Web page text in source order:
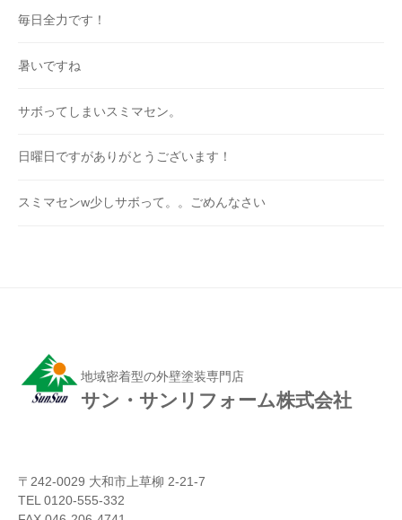
毎日全力です！
暑いですね
サボってしまいスミマセン。
日曜日ですがありがとうございます！
スミマセンw少しサボって。。ごめんなさい
地域密着型の外壁塗装専門店
サン・サンリフォーム株式会社
〒242-0029 大和市上草柳 2-21-7
TEL 0120-555-332